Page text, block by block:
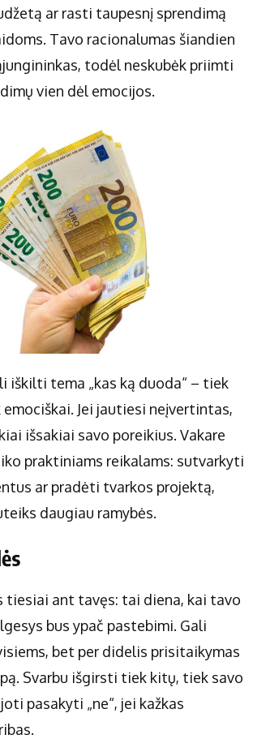
ar rasti taupesnį sprendimą
Tavo racionalumas šiandien
todėl neskubėk priimti
vien dėl emocijos.
iškilti tema „kas ką duoda“ – tiek
Jei jautiesi neįvertintas,
išsakiai savo poreikius. Vakare
praktiniams reikalams: sutvarkyti
ar pradėti tvarkos projektą,
daugiau ramybės.
tiesiai ant tavęs: tai diena, kai tavo
bus ypač pastebimi. Gali
bet per didelis prisitaikymas
Svarbu išgirsti tiek kitų, tiek savo
pasakyti „ne“, jei kažkas